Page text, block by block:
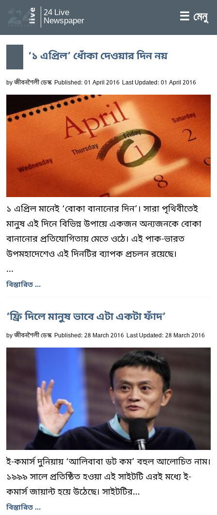
24 Live
Newspaper ☰ মেনু
‘১ এপ্রিল’ ধোঁকা দেওয়ার দিন নয়
byজীবনশৈলী ডেস্ক Published: 01 April 2016 Last Updated: 01 April 2016
১ এপ্রিল মানেই ‘বোকা বানানোর দিন’। সারা পৃথিবীতেই
মানুষ এই দিনে বিভিন্ন উপায়ে একজন অন্যজনকে বোকা
বানানোর প্রতিযোগিতায় মেতে ওঠে। এই পাক-ভারত
উপমহাদেশেও এই দিনটির ব্যাপক প্রচলন রয়েছে।
...
বিস্তারিত ...
‘ফ্রি দিলে মানুষ ভাবে এটা একটা ফাঁদ’
byজীবনশৈলী ডেস্ক Published: 28 March 2016 Last Updated: 28 March 2016
ই-কমার্স দুনিয়ায় ‘আলিবাবা ডট কম’ বহুল আলোচিত নাম।
১৯৯৯ সালে প্রতিষ্ঠিত হওয়া এই সাইটটি এরই মধ্যে ই-
কমার্স জায়ান্ট হয়ে উঠেছে। সাইটটির...
বিস্তারিত ...